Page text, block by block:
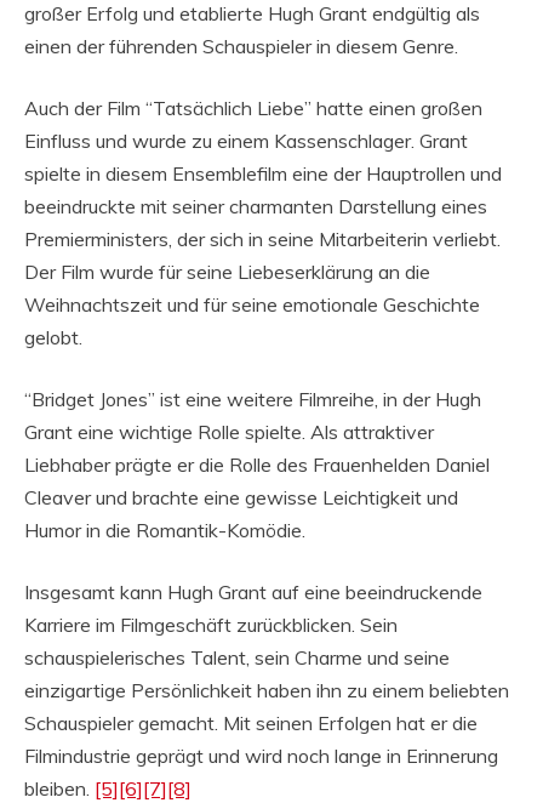
großer Erfolg und etablierte Hugh Grant endgültig als
einen der führenden Schauspieler in diesem Genre.
Auch der Film “Tatsächlich Liebe” hatte einen großen
Einfluss und wurde zu einem Kassenschlager. Grant
spielte in diesem Ensemblefilm eine der Hauptrollen und
beeindruckte mit seiner charmanten Darstellung eines
Premierministers, der sich in seine Mitarbeiterin verliebt.
Der Film wurde für seine Liebeserklärung an die
Weihnachtszeit und für seine emotionale Geschichte
gelobt.
“Bridget Jones” ist eine weitere Filmreihe, in der Hugh
Grant eine wichtige Rolle spielte. Als attraktiver
Liebhaber prägte er die Rolle des Frauenhelden Daniel
Cleaver und brachte eine gewisse Leichtigkeit und
Humor in die Romantik-Komödie.
Insgesamt kann Hugh Grant auf eine beeindruckende
Karriere im Filmgeschäft zurückblicken. Sein
schauspielerisches Talent, sein Charme und seine
einzigartige Persönlichkeit haben ihn zu einem beliebten
Schauspieler gemacht. Mit seinen Erfolgen hat er die
Filmindustrie geprägt und wird noch lange in Erinnerung
bleiben. [5][6][7][8]